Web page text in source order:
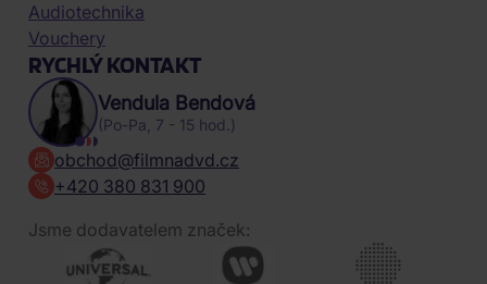
Audiotechnika
Vouchery
RYCHLÝ KONTAKT
Vendula Bendová
(Po-Pa, 7 - 15 hod.)
obchod@filmnadvd.cz
+420 380 831 900
Jsme dodavatelem značek: